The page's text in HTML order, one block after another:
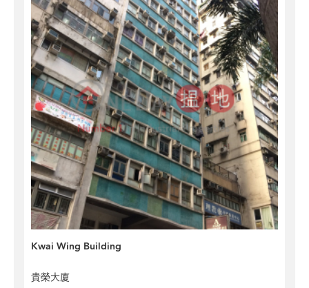
Kwai Wing Building
貴榮大廈